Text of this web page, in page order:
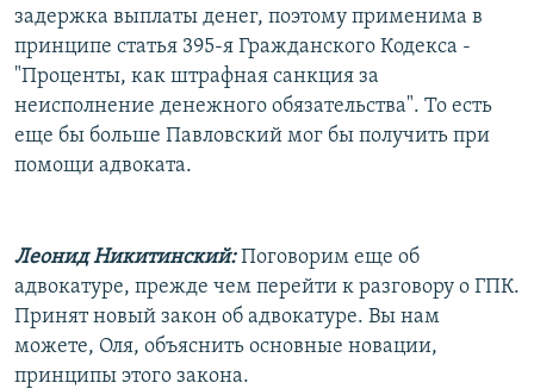
задержка выплаты денег, поэтому применима в
принципе статья 395-я Гражданского Кодекса -
"Проценты, как штрафная санкция за
неисполнение денежного обязательства". То есть
еще бы больше Павловский мог бы получить при
помощи адвоката.
Леонид Никитинский:Поговорим еще об
адвокатуре, прежде чем перейти к разговору о ГПК.
Принят новый закон об адвокатуре. Вы нам
можете, Оля, объяснить основные новации,
принципы этого закона.